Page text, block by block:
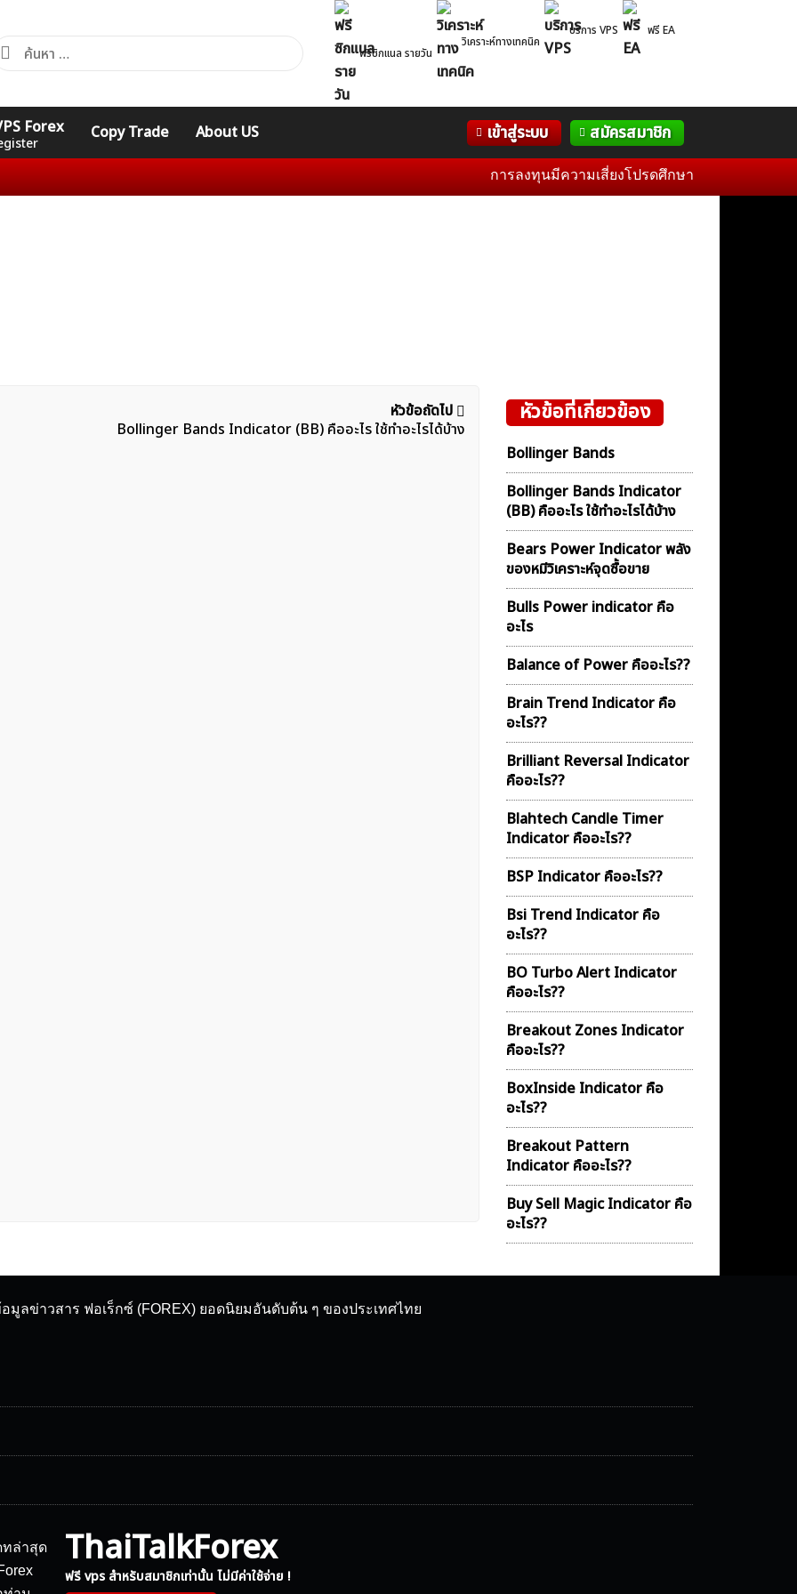
า
สำหรับ:
ฟรีซิกแนล รายวัน
วิเคราะห์ทางเทคนิค
บริการ VPS ฟรี EA
Forex Copy Trade About US เข้าสู่ระบบ สมัครสมาชิก
คอร์ส
Expert Indicators
WelTrade กิจกรรม
ฟอรั่ม
การลงทุนมีความเสี่ยงโปรดศึกษาข้อมูลก่อนการตัดสิ
หัวข้อถัดไป
Bollinger Bands Indicator (BB) คืออะไร ใช้ทำอะไรได้บ้าง
หัวข้อที่เกี่ยวข้อง
Bollinger Bands
Bollinger Bands Indicator
(BB) คืออะไร ใช้ทำอะไรได้บ้าง
Bears Power Indicator พลัง
ของหมีวิเคราะห์จุดซื้อขาย
Bulls Power indicator คือ
อะไร
Balance of Power คืออะไร??
Brain Trend Indicator คือ
อะไร??
Brilliant Reversal Indicator
คืออะไร??
Blahtech Candle Timer
Indicator คืออะไร??
BSP Indicator คืออะไร??
Bsi Trend Indicator คือ
อะไร??
BO Turbo Alert Indicator
คืออะไร??
Breakout Zones Indicator
คืออะไร??
BoxInside Indicator คือ
อะไร??
Breakout Pattern
Indicator คืออะไร??
Buy Sell Magic Indicator คือ
อะไร??
ลข่าวสาร ฟอเร็กซ์ (FOREX) ยอดนิยมอันดับต้น ๆ ของประเทศไทย
ThaiTalkForex
ฟรี vps สำหรับสมาชิกเท่านั้น ไม่มีค่าใช้จ่าย !